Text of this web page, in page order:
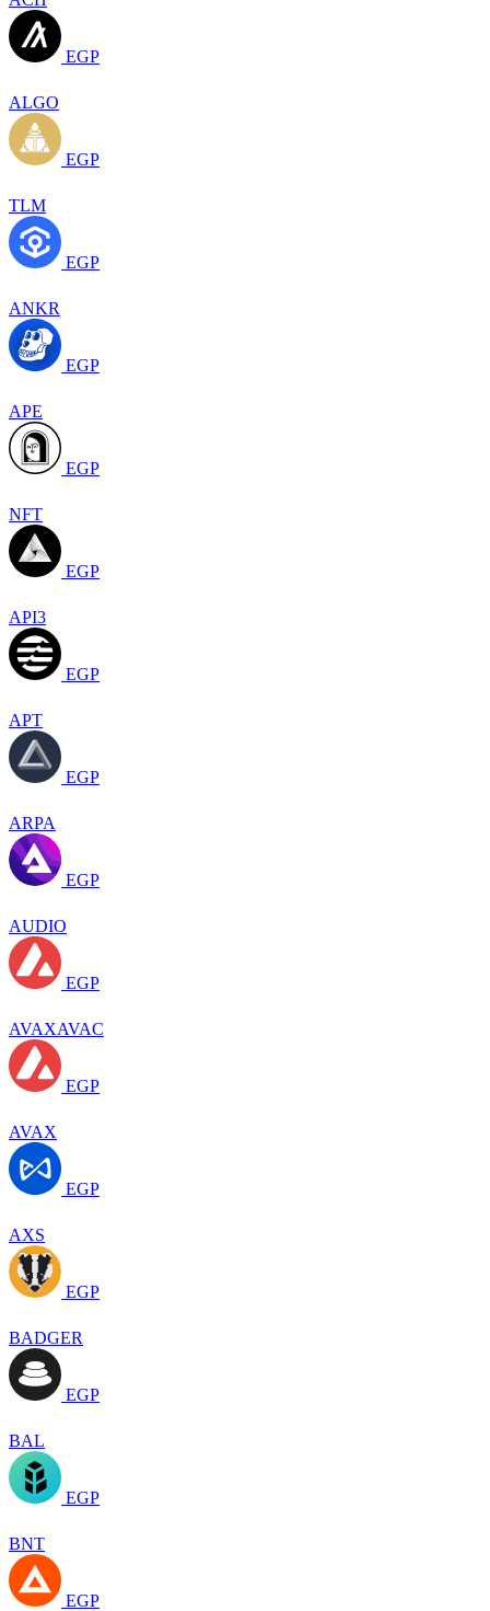
EGP
ALGO
EGP
TLM
EGP
ANKR
EGP
APE
EGP
NFT
EGP
API3
EGP
APT
EGP
ARPA
EGP
AUDIO
EGP
AVAXAVAC
EGP
AVAX
EGP
AXS
EGP
BADGER
EGP
BAL
EGP
BNT
EGP